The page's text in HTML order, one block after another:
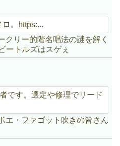
。https:...
クリー的階名唱法の謎を解く
ートルズはスゲぇ
です。選定や修理でリード
エ・ファゴット吹きの皆さん